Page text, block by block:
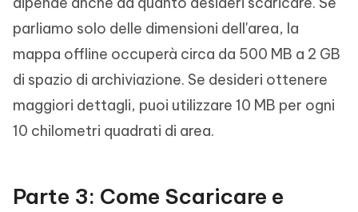
parliamo solo delle dimensioni dell'area, la
mappa offline occuperà circa da 500 MB a 2 GB
di spazio di archiviazione. Se desideri ottenere
maggiori dettagli, puoi utilizzare 10 MB per ogni
10 chilometri quadrati di area.
Parte 3: Come Scaricare e